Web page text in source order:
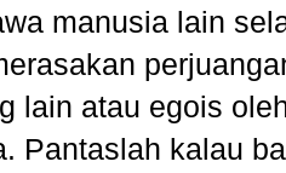
manusia lain
lain atau egois
Pantaslah kalau